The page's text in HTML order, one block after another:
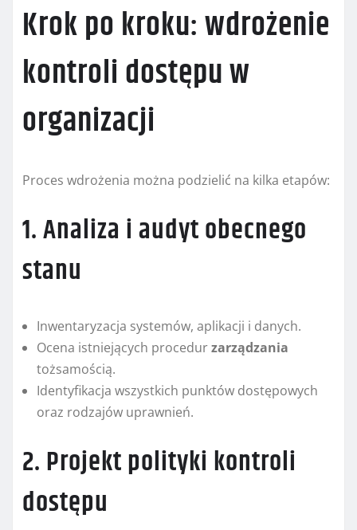
Krok po kroku: wdrożenie
kontroli dostępu w
organizacji
Proces wdrożenia można podzielić na kilka etapów:
1. Analiza i audyt obecnego
stanu
Inwentaryzacja systemów, aplikacji i danych.
Ocena istniejących procedurzarządzania
tożsamością.
Identyfikacja wszystkich punktów dostępowych
oraz rodzajów uprawnień.
2. Projekt polityki kontroli
dostępu